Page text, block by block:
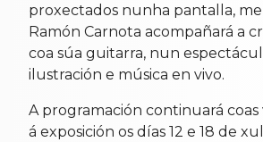
proxectados nunha pantalla,
Ramón Carnota acompañará a
coa súa guitarra, nun
ilustración e música en vivo.
A programación continuará coas
á exposición os días 12 e 18 de